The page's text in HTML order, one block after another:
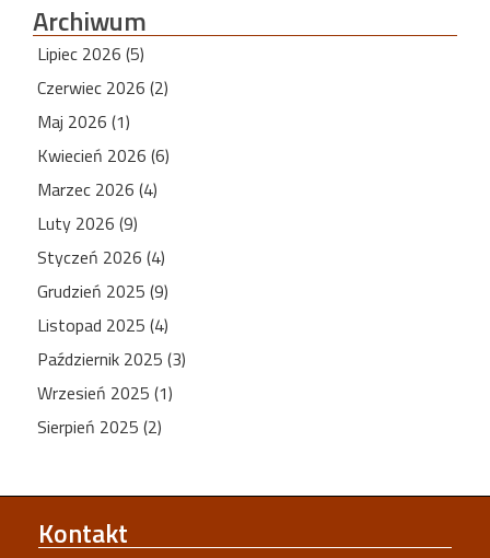
Archiwum
Lipiec 2026 (5)
Czerwiec 2026 (2)
Maj 2026 (1)
Kwiecień 2026 (6)
Marzec 2026 (4)
Luty 2026 (9)
Styczeń 2026 (4)
Grudzień 2025 (9)
Listopad 2025 (4)
Październik 2025 (3)
Wrzesień 2025 (1)
Sierpień 2025 (2)
Kontakt